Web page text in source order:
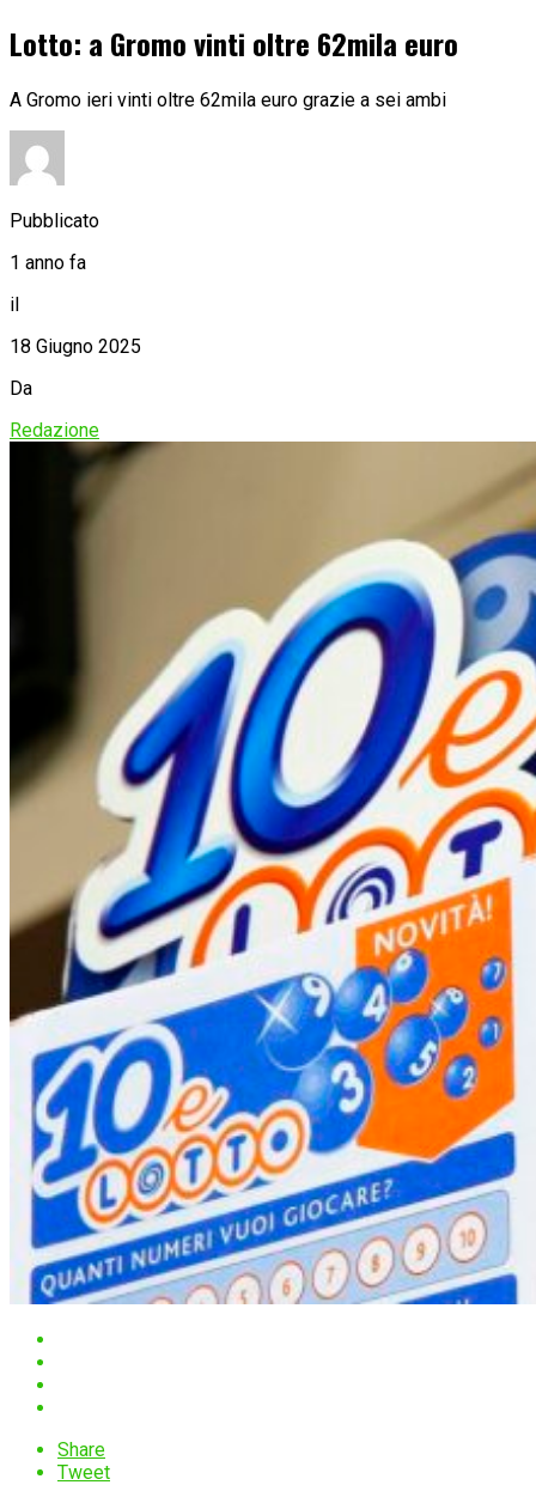
Lotto: a Gromo vinti oltre 62mila euro
A Gromo ieri vinti oltre 62mila euro grazie a sei ambi
Pubblicato
1 anno fa
il
18 Giugno 2025
Da
Redazione
Share
Tweet